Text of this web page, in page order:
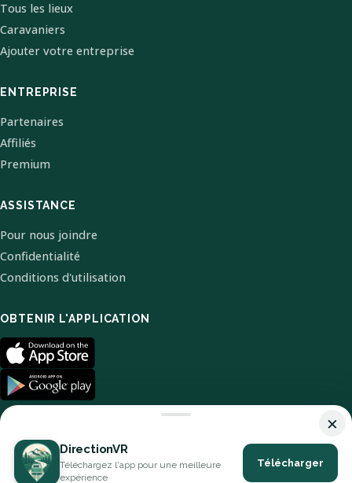
Tous les lieux
Caravaniers
Ajouter votre entreprise
ENTREPRISE
Partenaires
Affiliés
Premium
ASSISTANCE
Pour nous joindre
Confidentialité
Conditions d'utilisation
OBTENIR L'APPLICATION
© 2026 DirectionVR. Tous droits réservés.
×
DirectionVR
Téléchargez l'app pour une meilleure
expérience
Télécharger